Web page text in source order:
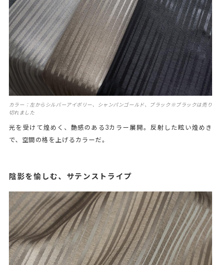
カラー：左からシルバーアイボリー、シャンパンゴールド、ブラック※ブラックは売り
切れました
光を受けて煌めく、艶感のある3カラー展開。反射した眩い煌めき
で、空間の格を上げるカラーだ。
陰影を愉しむ、サテンストライプ